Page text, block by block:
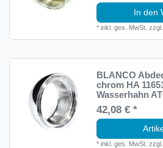
In den
*inkl. ges. MwSt.
BLANCO
chrom HA
Wasserhahn
42,08 € *
*inkl. ges. MwSt.